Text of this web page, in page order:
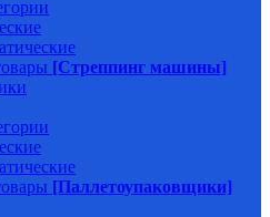
[Стреппинг машины]
[Паллетоупаковщики]